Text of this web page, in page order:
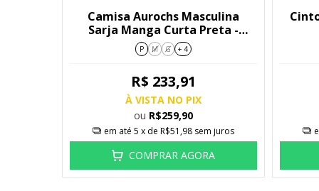
Camisa Aurochs Masculina
Sarja Manga Curta Preta -
9217546
P M G + 4
R$ 233,91
À VISTA NO PIX
ou R$259,90
em até 5 x de R$51,98 sem juros
COMPRAR AGORA